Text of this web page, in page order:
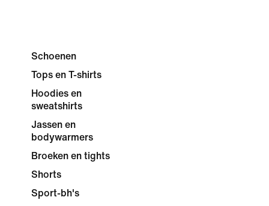
Schoenen
Tops en T-shirts
Hoodies en
sweatshirts
Jassen en
bodywarmers
Broeken en tights
Shorts
Sport-bh's